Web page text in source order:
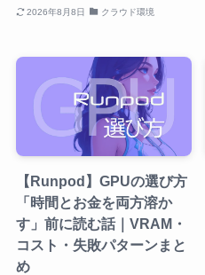
2026年8月8日 クラウド環境
【Runpod】GPUの選び方
「時間とお金を両方溶か
す」前に読む話｜VRAM・
コスト・失敗パターンまと
め